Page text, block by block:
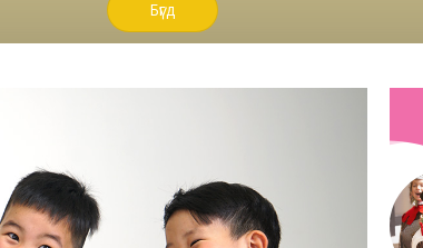
Бүгд